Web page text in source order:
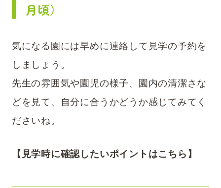
月頃）
気になる園には早めに連絡して見学の予約を
しましょう。
先生の雰囲気や園児の様子、園内の清潔さな
どを見て、自分に合うかどうか感じてみてく
ださいね。
【見学時に確認したいポイントはこちら】